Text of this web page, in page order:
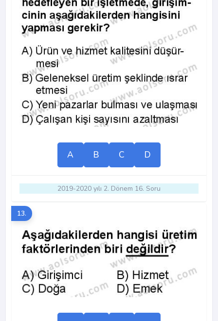
A B C D
2019-2020 yılı 2. Dönem 16. Soru
13.